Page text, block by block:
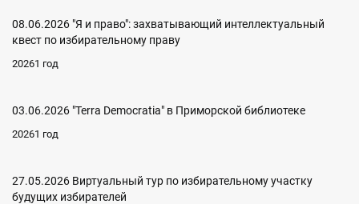
08.06.2026 "Я и право": захватывающий интеллектуальный
квест по избирательному праву
20261 год
03.06.2026 "Terra Democratia" в Приморской библиотеке
20261 год
27.05.2026 Виртуальный тур по избирательному участку
будущих избирателей